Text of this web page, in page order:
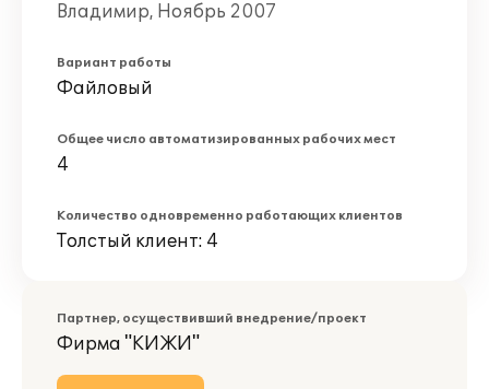
Владимир, Ноябрь 2007
Вариант работы
Файловый
Общее число автоматизированных рабочих мест
4
Количество одновременно работающих клиентов
Толстый клиент: 4
Партнер, осуществивший внедрение/проект
Фирма "КИЖИ"